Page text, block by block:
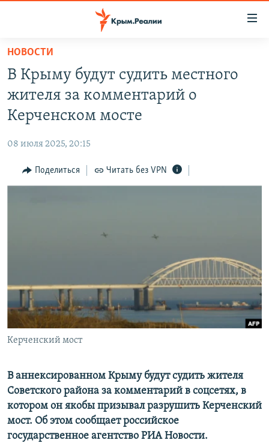
Вернуться
основному
содержанию
Вернутся
главной
Вернутся
СПЕЦПРОЕКТЫ
11 ЛЕТ ОККУПАЦИИ КРЫМА. 11 ИСТОРИЙ СОПРОТИВЛЕНИЯ
ВОДА
ЕЩЕ
ИНТЕРАКТИВ
СОВЕТЫ ПРАВОЗАЩИТНИКОВ
КРЫМ.НЕПОКОРЕННЫЙ
ELIFBE
УКРАИНСКАЯ ПРОБЛЕМА КРЫМА
РАДІО СВОБОДА
НОВОСТИ
В Крыму будут судить местного
жителя за комментарий о
Керченском мосте
08 июля 2025, 20:15
Поделиться Читать без VPN
Керченский мост
В аннексированном Крыму будут судить жителя
Советского района за комментарий в соцсетях, в
котором он якобы призывал разрушить Керченский
мост. Об этом сообщает российское
государственное агентство РИА Новости.